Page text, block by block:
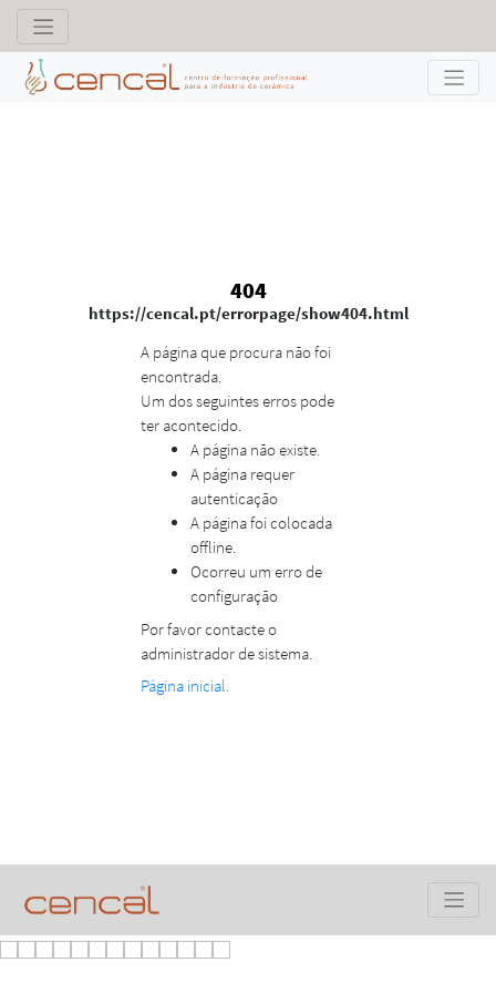
404
https://cencal.pt/errorpage/show404.html
A página que procura não foi
encontrada.
Um dos seguintes erros pode
ter acontecido.
A página não existe.
A página requer
autenticação
A página foi colocada
offline.
Ocorreu um erro de
configuração
Por favor contacte o
administrador de sistema.
Página inicial.